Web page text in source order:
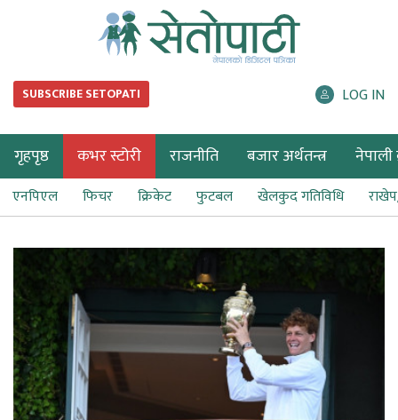
SUBSCRIBE SETOPATI LOG IN
गृहपृष्ठ कभर स्टोरी राजनीति बजार अर्थतन्त्र नेपाली
एनपिएल फिचर क्रिकेट फुटबल खेलकुद गतिविधि